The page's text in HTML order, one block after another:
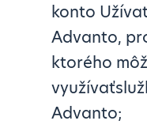
konto
Advanto,
ktorého
Advanto;